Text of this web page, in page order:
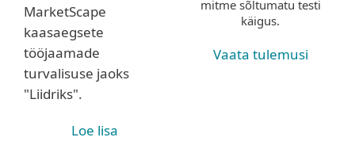
MarketScape
kaasaegsete
tööjaamade
turvalisuse jaoks
"Liidriks".
Loe lisa
mitme sõltumatu testi
käigus.
Vaata tulemusi